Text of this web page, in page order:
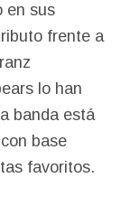
en sus
frente a
lo han
banda está
base
favoritos.